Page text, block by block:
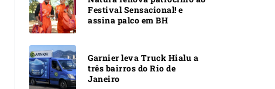
Festival Sensacional! e
assina palco em BH
Garnier leva Truck Hialu a
três bairros do Rio de
Janeiro